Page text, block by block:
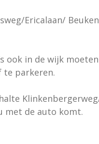
Ericalaan/
ook in de wijk
te parkeren.
met de auto komt.